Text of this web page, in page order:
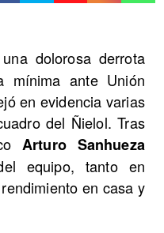
dolorosa derrota
mínima ante Unión
en evidencia varias
del Ñielol. Tras
Arturo Sanhueza
equipo, tanto en
en casa y